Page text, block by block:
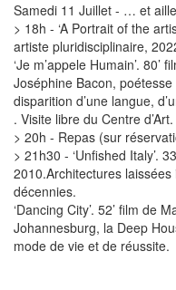
Samedi 11 Juillet - … et
> 18h - ‘A Portrait of the
artiste pluridisciplinaire,
‘Je m’appele Humain’. 80’
Joséphine Bacon,
disparition d’une langue,
. Visite libre du Centre d’Art.
> 20h - Repas (sur
> 21h30 - ‘Unfished Italy’.
2010.Architectures
décennies.
‘Dancing City’. 52’ film de
Johannesburg, la Deep
mode de vie et de réussite.